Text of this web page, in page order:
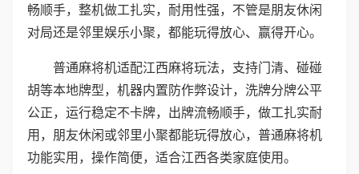
畅顺手，整机做工扎实，耐用性强，不管是朋友休闲
对局还是邻里娱乐小聚，都能玩得放心、赢得开心。
普通麻将机适配江西麻将玩法，支持门清、碰碰
胡等本地牌型，机器内置防作弊设计，洗牌分牌公平
公正，运行稳定不卡牌，出牌流畅顺手，做工扎实耐
用，朋友休闲或邻里小聚都能玩得放心，普通麻将机
功能实用，操作简便，适合江西各类家庭使用。